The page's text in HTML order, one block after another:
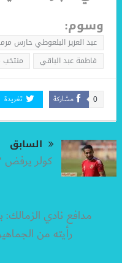
وسوم:
عبد العزيز البلعوطي حارس
فاطمة عبد الباقي
منتخب
مشاركة 0 تغريدة
السابق
كولر يرفض
مدافع نادي
رأيته من